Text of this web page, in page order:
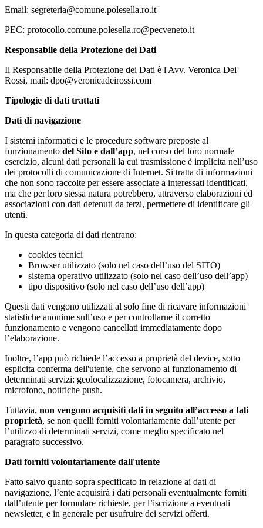
Email: segreteria@comune.polesella.ro.it
PEC: protocollo.comune.polesella.ro@pecveneto.it
Responsabile della Protezione dei Dati
Il Responsabile della Protezione dei Dati è l'Avv. Veronica Dei
Rossi, mail: dpo@veronicadeirossi.com
Tipologie di dati trattati
Dati di navigazione
I sistemi informatici e le procedure software preposte al
funzionamento del Sito e dall’app, nel corso del loro normale
esercizio, alcuni dati personali la cui trasmissione è implicita nell’uso
dei protocolli di comunicazione di Internet. Si tratta di informazioni
che non sono raccolte per essere associate a interessati identificati,
ma che per loro stessa natura potrebbero, attraverso elaborazioni ed
associazioni con dati detenuti da terzi, permettere di identificare gli
utenti.
In questa categoria di dati rientrano:
cookies tecnici
Browser utilizzato (solo nel caso dell’uso del SITO)
sistema operativo utilizzato (solo nel caso dell’uso dell’app)
tipo dispositivo (solo nel caso dell’uso dell’app)
Questi dati vengono utilizzati al solo fine di ricavare informazioni
statistiche anonime sull’uso e per controllarne il corretto
funzionamento e vengono cancellati immediatamente dopo
l’elaborazione.
Inoltre, l’app può richiede l’accesso a proprietà del device, sotto
esplicita conferma dell'utente, che servono al funzionamento di
determinati servizi: geolocalizzazione, fotocamera, archivio,
microfono, notifiche push.
Tuttavia, non vengono acquisiti dati in seguito all’accesso a tali
proprietà, se non quelli forniti volontariamente dall’utente per
l’utilizzo di determinati servizi, come meglio specificato nel
paragrafo successivo.
Dati forniti volontariamente dall'utente
Fatto salvo quanto sopra specificato in relazione ai dati di
navigazione, l’ente acquisirà i dati personali eventualmente forniti
dall’utente per formulare richieste, per l’iscrizione a eventuali
newsletter, e in generale per usufruire dei servizi offerti.